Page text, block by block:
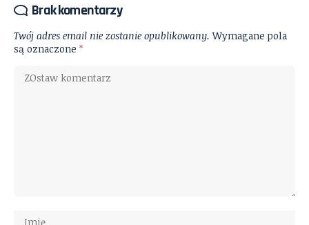
Brak komentarzy
Twój adres email nie zostanie opublikowany. Wymagane pola
są oznaczone *